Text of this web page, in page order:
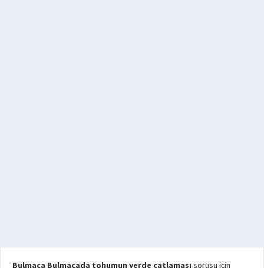
Bulmaca Bulmacada tohumun yerde çatlaması sorusu için